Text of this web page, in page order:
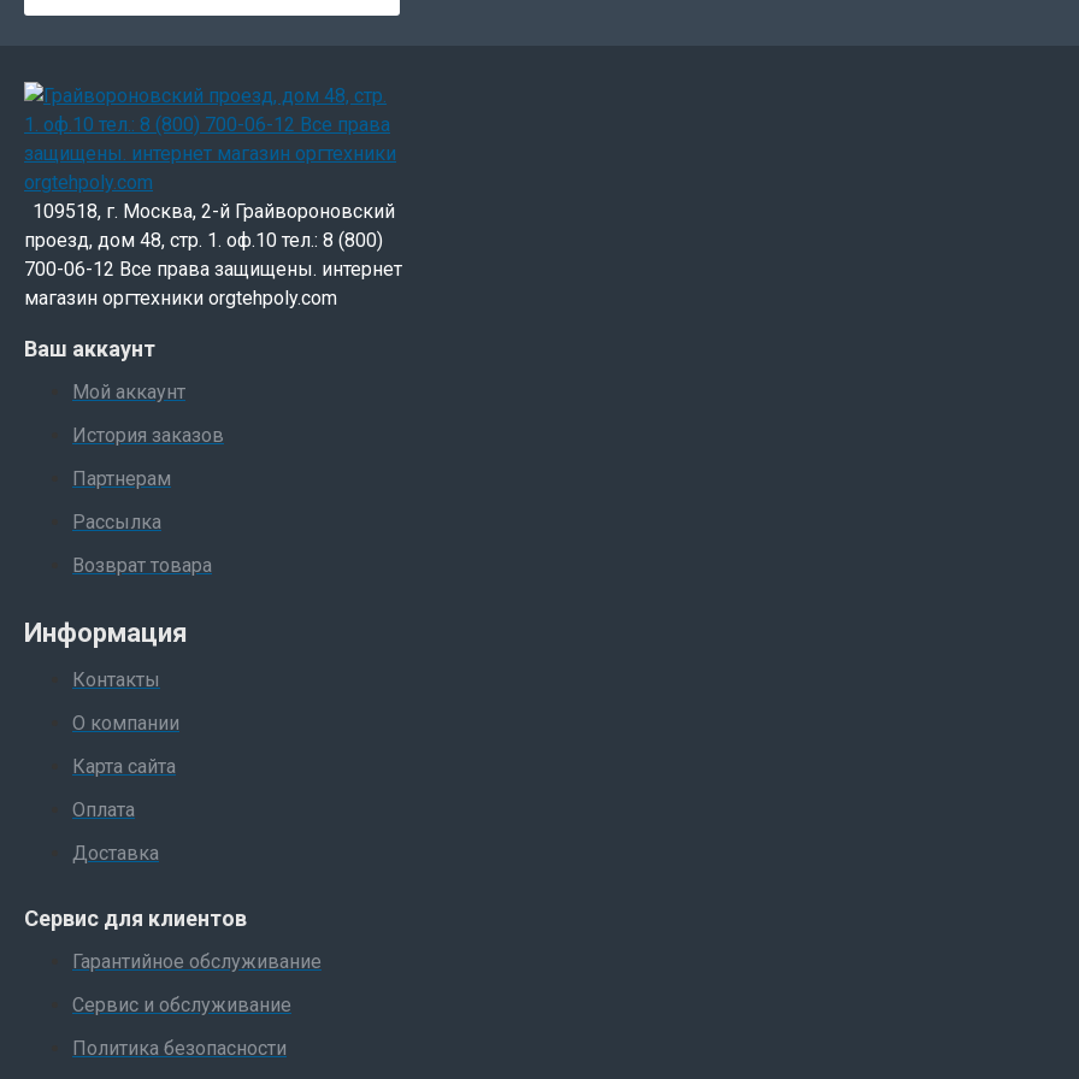
109518, г. Москва, 2-й Грайвороновский
проезд, дом 48, стр. 1. оф.10 тел.: 8 (800)
700-06-12 Все права защищены. интернет
магазин оргтехники orgtehpoly.com
Ваш аккаунт
Мой аккаунт
История заказов
Партнерам
Рассылка
Возврат товара
Информация
Контакты
О компании
Карта сайта
Оплата
Доставка
Сервис для клиентов
Гарантийное обслуживание
Сервис и обслуживание
Политика безопасности